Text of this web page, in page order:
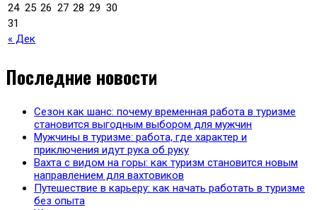
« Дек
24 25 26 27 28 29 30
31
Последние новости
Сезон как шанс: почему временная работа в туризме
становится выгодным выбором для мужчин
Мужчины в туризме: работа, где характер и
приключения идут рука об руку
Вахта с видом на горы: как туризм становится новым
направлением для вахтовиков
Путешествие в карьеру: как начать работать в туризме
без опыта